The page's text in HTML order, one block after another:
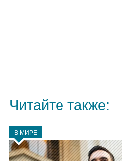
Читайте также:
В МИРЕ